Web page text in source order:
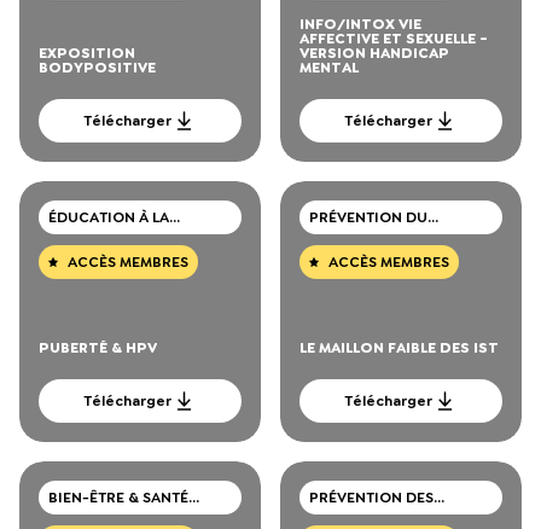
EXPOSITION
BODYPOSITIVE
Télécharger
INFO/INTOX VIE
AFFECTIVE ET SEXUELLE -
VERSION HANDICAP
MENTAL
Télécharger
ÉDUCATION À LA
SEXUALITÉ
ACCÈS MEMBRES
PUBERTÉ & HPV
Télécharger
PRÉVENTION DU
VIH/SIDA, IST, HÉPATITE
ACCÈS MEMBRES
LE MAILLON FAIBLE DES IST
Télécharger
BIEN-ÊTRE & SANTÉ
MENTALE
PRÉVENTION DES
CONSOMMATIONS DE